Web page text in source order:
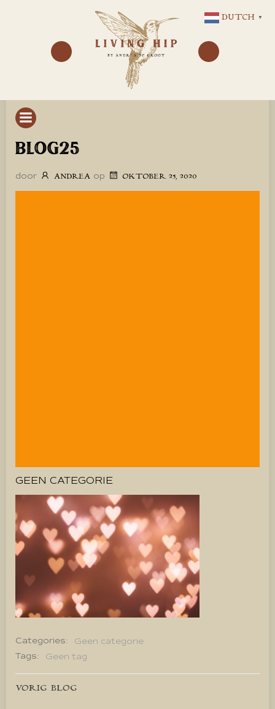
NAAR
DE
INHOUD
BLOG25
door ANDREA op OKTOBER 25, 2020
GEEN CATEGORIE
Categories:
Geen categorie
Tags:
Geen tag
Bericht
VORIG BLOG
DUTCH ▼